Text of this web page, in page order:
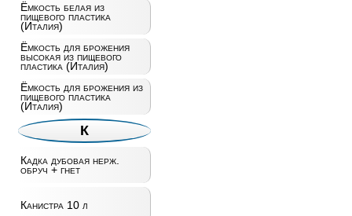
Ёмкость белая из
пищевого пластика
(Италия)
Ёмкость для брожения
высокая из пищевого
пластика (Италия)
Ёмкость для брожения из
пищевого пластика
(Италия)
К
Кадка дубовая нерж.
обруч + гнет
Канистра 10 л